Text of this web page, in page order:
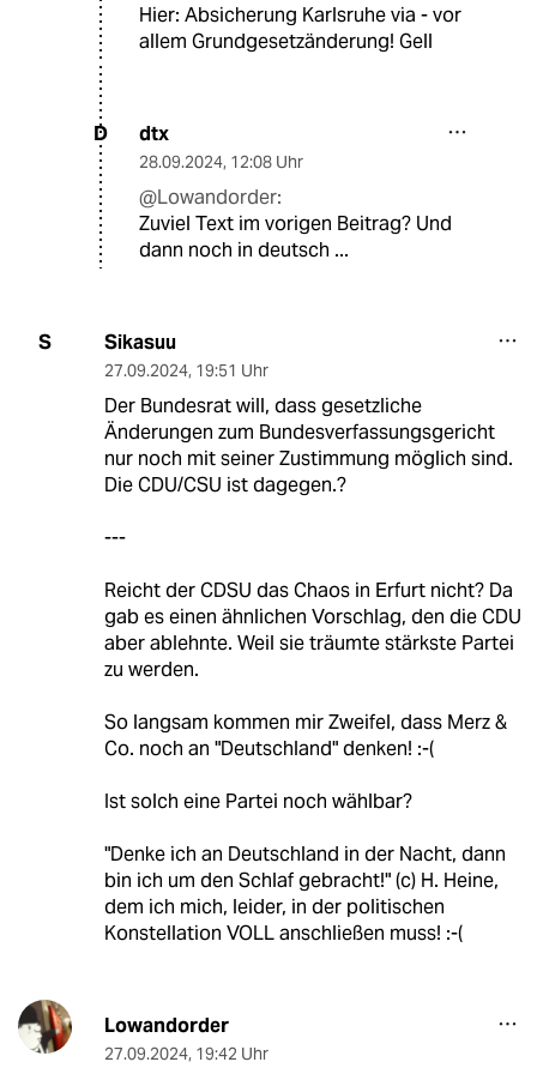
Hier: Absicherung Karlsruhe via - vor
allem Grundgesetzänderung! Gell
D dtx
28.09.2024, 12:08 Uhr
@Lowandorder:
Zuviel Text im vorigen Beitrag? Und
dann noch in deutsch ...
S Sikasuu
27.09.2024, 19:51 Uhr
Der Bundesrat will, dass gesetzliche
Änderungen zum Bundesverfassungsgericht
nur noch mit seiner Zustimmung möglich sind.
Die CDU/CSU ist dagegen.?
---
Reicht der CDSU das Chaos in Erfurt nicht? Da
gab es einen ähnlichen Vorschlag, den die CDU
aber ablehnte. Weil sie träumte stärkste Partei
zu werden.
So langsam kommen mir Zweifel, dass Merz &
Co. noch an "Deutschland" denken! :-(
Ist solch eine Partei noch wählbar?
"Denke ich an Deutschland in der Nacht, dann
bin ich um den Schlaf gebracht!" (c) H. Heine,
dem ich mich, leider, in der politischen
Konstellation VOLL anschließen muss! :-(
Lowandorder
27.09.2024, 19:42 Uhr